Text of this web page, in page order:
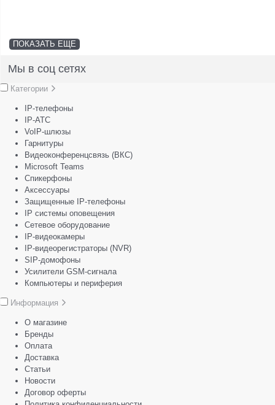
ПОКАЗАТЬ ЕЩЕ
Мы в соц сетях
Категории
IP-телефоны
IP-АТС
VoIP-шлюзы
Гарнитуры
Видеоконференцсвязь (ВКС)
Microsoft Teams
Спикерфоны
Аксессуары
Защищенные IP-телефоны
IP системы оповещения
Сетевое оборудование
IP-видеокамеры
IP-видеорегистраторы (NVR)
SIP-домофоны
Усилители GSM-сигнала
Компьютеры и периферия
Информация
О магазине
Бренды
Оплата
Доставка
Статьи
Новости
Договор оферты